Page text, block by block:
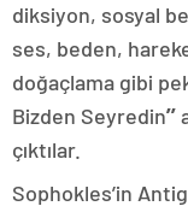
diksiyon, sosyal
ses, beden,
doğaçlama gibi
Bizden Seyredin’’
çıktılar.
Sophokles’in